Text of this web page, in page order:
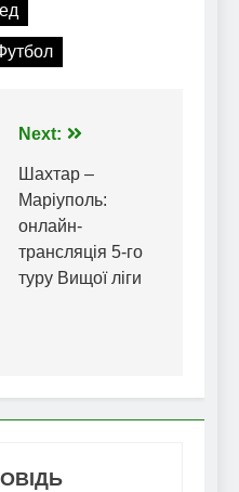
Next:
Шахтар –
Маріуполь:
онлайн-
трансляція 5-го
туру Вищої ліги